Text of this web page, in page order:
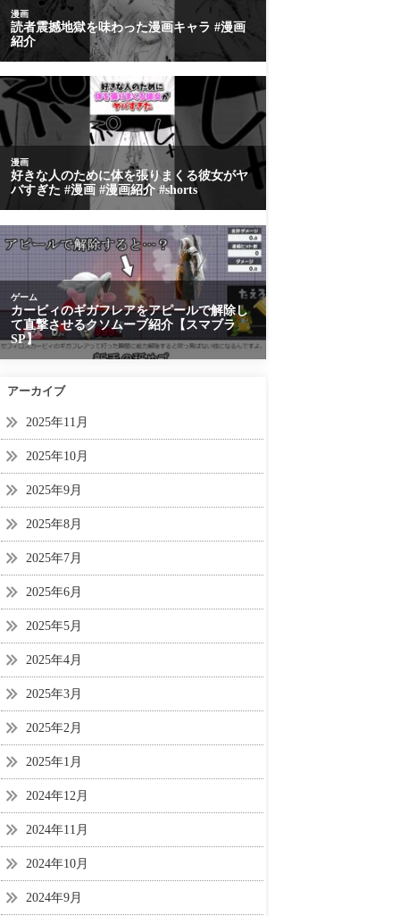
アーカイブ
2025年11月
2025年10月
2025年9月
2025年8月
2025年7月
2025年6月
2025年5月
2025年4月
2025年3月
2025年2月
2025年1月
2024年12月
2024年11月
2024年10月
2024年9月